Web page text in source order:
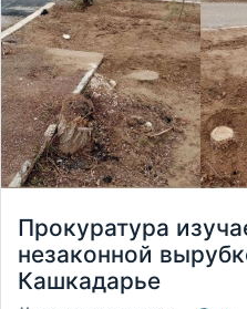
Прокуратура
незаконной
Кашкадарье